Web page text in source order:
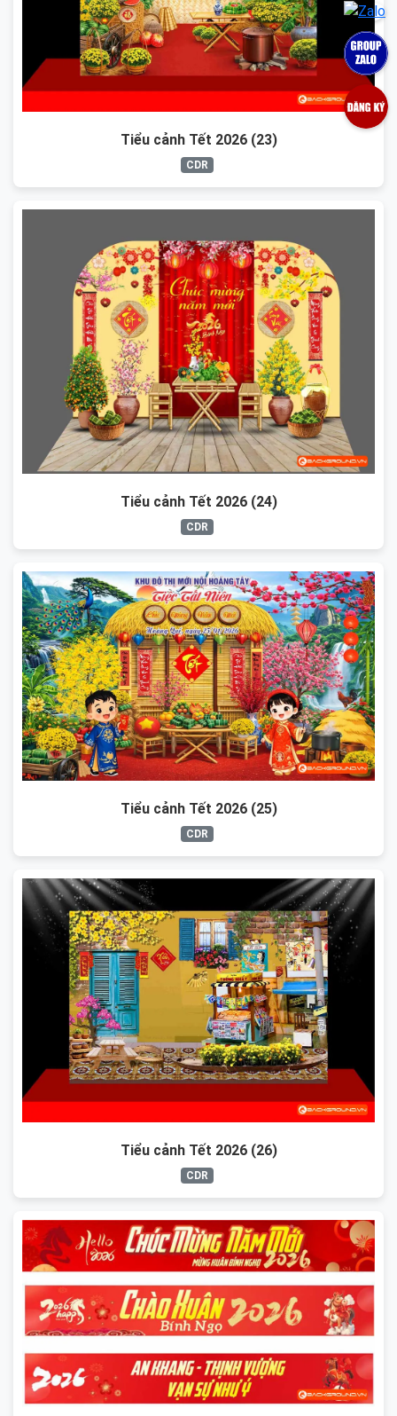
Tiểu cảnh Tết 2026 (23)
CDR
Tiểu cảnh Tết 2026 (24)
CDR
Tiểu cảnh Tết 2026 (25)
CDR
Tiểu cảnh Tết 2026 (26)
CDR